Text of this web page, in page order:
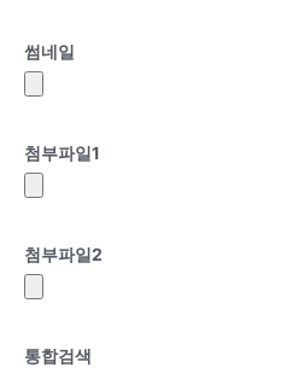
썸네일
첨부파일1
첨부파일2
통합검색